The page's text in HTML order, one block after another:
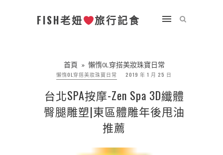
FISH老妞 旅行記食
首頁 » 懶惰OL穿搭美妝珠寶日常
懶惰OL穿搭美妝珠寶日常
2019 年 1 月 25 日
台北SPA按摩-Zen Spa 3D纖體
臀腿雕塑|東區體雕年後甩油
推薦